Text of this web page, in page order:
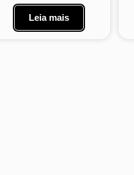
Leia mais